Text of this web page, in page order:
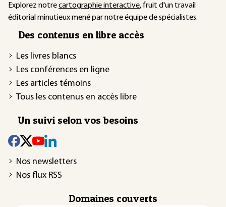
Explorez notrecartographie interactive, fruit d'un travail
éditorial minutieux mené par notre équipe de spécialistes.
Des contenus en libre accès
Les livres blancs
Les conférences en ligne
Les articles témoins
Tous les contenus en accès libre
Un suivi selon vos besoins
Nos newsletters
Nos flux RSS
Domaines couverts